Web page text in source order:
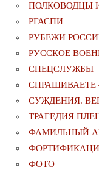
ПОЛКОВОДЦЫ
РГАСПИ
РУБЕЖИ
РУССКОЕ
СПЕЦСЛУЖБЫ
СУЖДЕНИЯ.
ТРАГЕДИЯ
ФАМИЛЬНЫЙ
ФОТО